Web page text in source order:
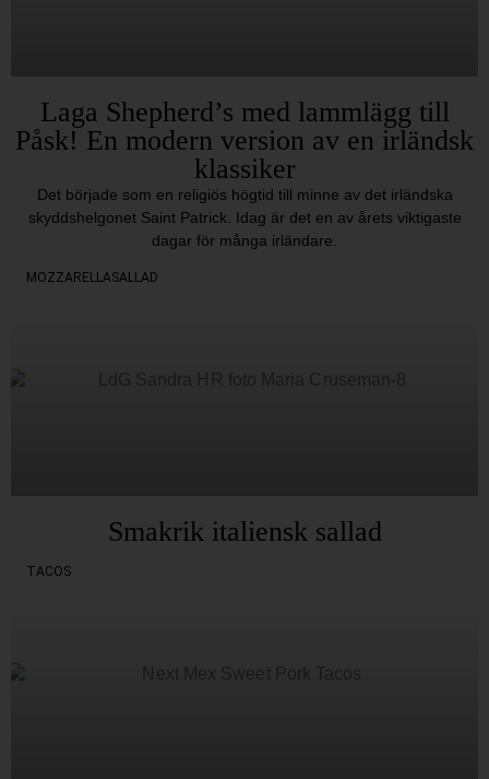
Laga Shepherd’s med lammlägg till
Påsk! En modern version av en irländsk
klassiker
Det började som en religiös högtid till minne av det irländska
skyddshelgonet Saint Patrick. Idag är det en av årets viktigaste
dagar för många irländare.
MOZZARELLASALLAD
Smakrik italiensk sallad
TACOS